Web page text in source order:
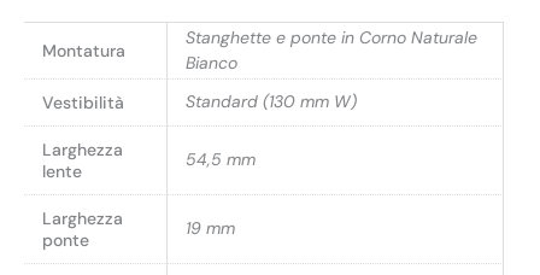
Montatura
Stanghette e ponte in Corno Naturale
Bianco
Vestibilità
Standard (130 mm W)
Larghezza
lente
54,5 mm
Larghezza
ponte
19 mm